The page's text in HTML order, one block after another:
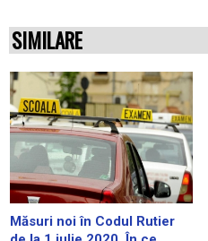
SIMILARE
Măsuri noi în Codul Rutier